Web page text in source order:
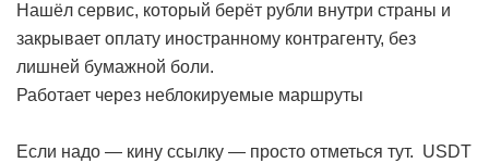
Нашёл сервис, который берёт рубли внутри страны и
закрывает оплату иностранному контрагенту, без
лишней бумажной боли.
Работает через неблокируемые маршруты
Если надо — кину ссылку — просто отметься тут. USDT